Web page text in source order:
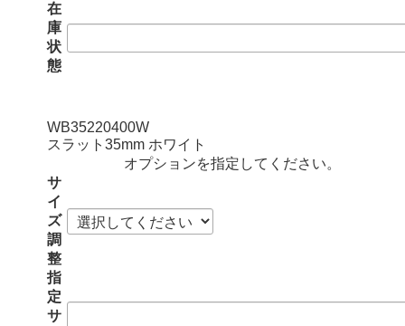
在
庫
状
態
WB35220400W
スラット35mm ホワイト
オプションを指定してください。
サ
イ
ズ
調
整
指
定
サ